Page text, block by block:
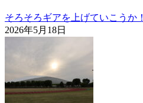
そろそろギアを上げていこうか！
2026年5月18日